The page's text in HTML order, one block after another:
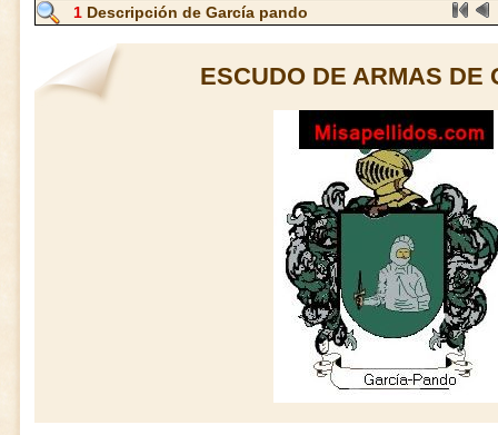
1 Descripción de García pando
ESCUDO DE ARMAS DE